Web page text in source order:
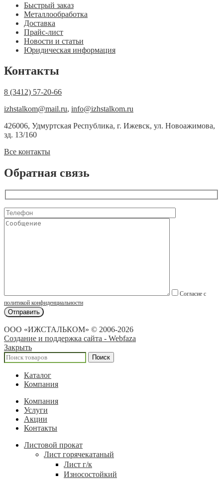
Быстрый заказ
Металлообработка
Доставка
Прайс-лист
Новости и статьи
Юридическая информация
Контакты
8 (3412) 57-20-66
izhstalkom@mail.ru, info@izhstalkom.ru
426006, Удмуртская Республика, г. Ижевск, ул. Новоажимова,
зд. 13/160
Все контакты
Обратная связь
Согласие с
политикой конфиденциальности
ООО «ИЖСТАЛЬКОМ» © 2006-2026
Создание и поддержка сайта - Webfaza
Закрыть
Поиск
Каталог
Компания
Компания
Услуги
Акции
Контакты
Листовой прокат
Лист горячекатаный
Лист г/к
Износостойкий